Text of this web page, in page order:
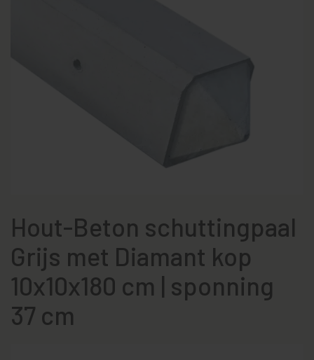
Hout-Beton schuttingpaal
Grijs met Diamant kop
10x10x180 cm | sponning
37 cm